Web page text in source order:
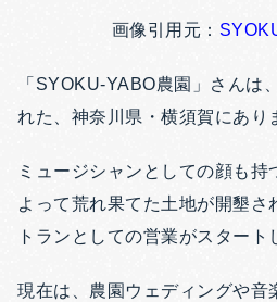
画像引用元：
「 SYOKU-YABO農園」さんは
れた、神奈川県・横須賀にあり
ミュージシャンとしての顔も持
よって荒れ果てた土地が開墾さ
トランとしての営業がスタート
現在は、農園ウェディングや音